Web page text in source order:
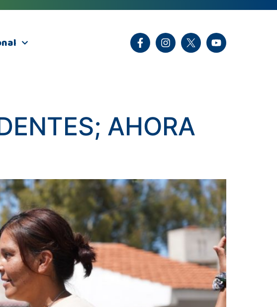
AHORA